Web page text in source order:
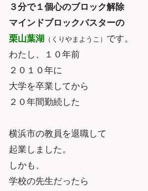
３分で１個心のブロック解除
マインドブロックバスターの
栗山葉湖 （くりやまようこ） です。
わたし、１０年前
２０１０年に
大学を卒業してから
２０年間勤続した
横浜市の教員を退職して
起業しました。
しかも、
学校の先生だったら